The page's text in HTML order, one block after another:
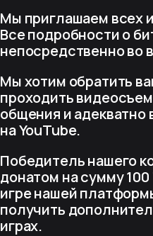
Мы приглашаем всех
Все подробности о
непосредственно во
Мы хотим обратить
проходить
общения и адекватно
на YouTube.
Победитель нашего
донатом на сумму
игре нашей
получить
играх.